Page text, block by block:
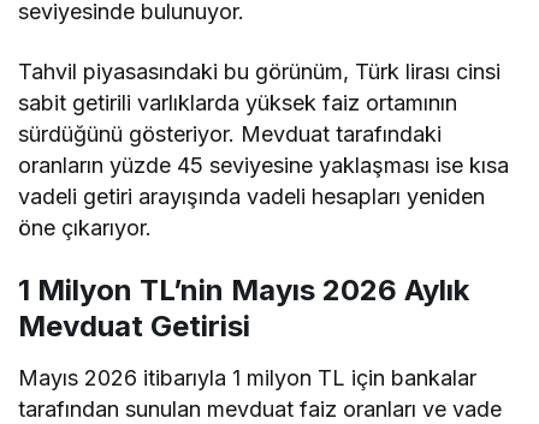
seviyesinde bulunuyor.
Tahvil piyasasındaki bu görünüm, Türk lirası cinsi
sabit getirili varlıklarda yüksek faiz ortamının
sürdüğünü gösteriyor. Mevduat tarafındaki
oranların yüzde 45 seviyesine yaklaşması ise kısa
vadeli getiri arayışında vadeli hesapları yeniden
öne çıkarıyor.
1 Milyon TL’nin Mayıs 2026 Aylık
Mevduat Getirisi
Mayıs 2026 itibarıyla 1 milyon TL için bankalar
tarafından sunulan mevduat faiz oranları ve vade